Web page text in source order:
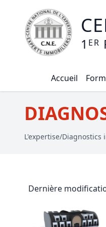
1 ER
Accueil
L'expertise/Diagnostics
Dernière